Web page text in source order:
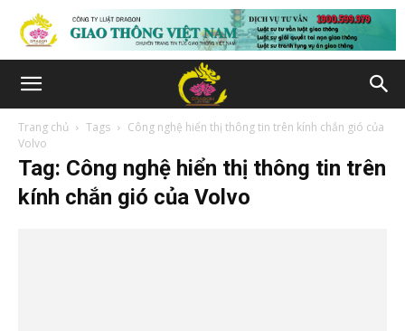
Trang chủ Tags
Công nghệ hiển thị thông tin trên kính chắn gió của
Volvo
Tag: Công nghệ hiển thị thông tin trên
kính chắn gió của Volvo